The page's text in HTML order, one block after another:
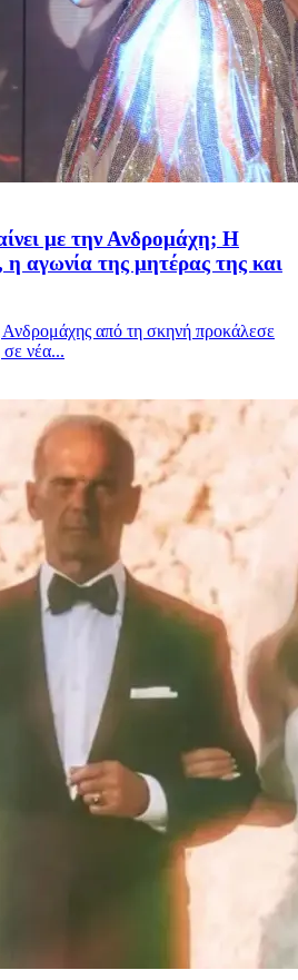
με την Ανδρομάχη; Η
αγωνία της μητέρας της και
από τη σκηνή προκάλεσε
νέα...